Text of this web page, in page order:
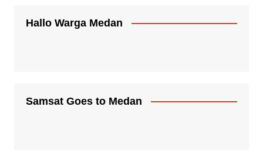
Hallo Warga Medan
Samsat Goes to Medan